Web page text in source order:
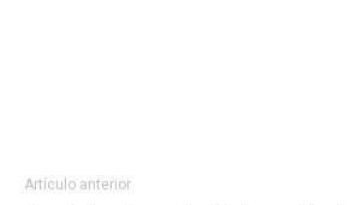
Artículo anterior